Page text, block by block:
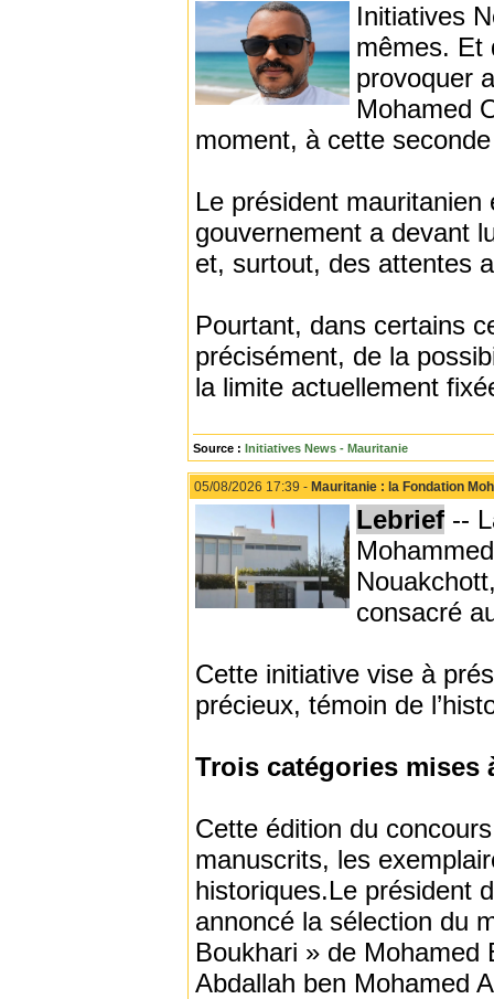
Initiatives
mêmes. Et
provoquer
Mohamed
moment, à cette
Le président mauritanien
gouvernement a devant
et, surtout, des attentes
Pourtant, dans certains
précisément, de la
la limite actuellement
Source : Initiatives News - Mauritanie
05/08/2026 17:39 - Mauritanie : la Fondation
Lebrief --
consacré
Cette initiative vise à
précieux, témoin de
Trois catégories mises
Cette édition du
manuscrits, les
historiques.Le président
annoncé la sélection du
Boukhari » de Mohamed
Abdallah ben Mohamed